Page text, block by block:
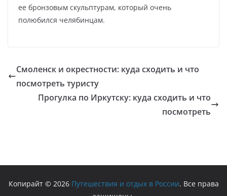
ее бронзовым скульптурам, который очень
полюбился челябинцам.
Смоленск и окрестности: куда сходить и что
посмотреть туристу
Прогулка по Иркутску: куда сходить и что
посмотреть
Копирайт © 2026 Путешествия и отдых в России. Все права